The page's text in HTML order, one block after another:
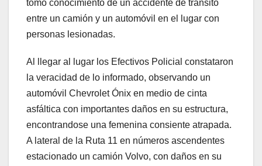
tomó conocimiento de un accidente de tránsito
entre un camión y un automóvil en el lugar con
personas lesionadas.
Al llegar al lugar los Efectivos Policial constataron
la veracidad de lo informado, observando un
automóvil Chevrolet Ónix en medio de cinta
asfáltica con importantes daños en su estructura,
encontrandose una femenina consiente atrapada.
A lateral de la Ruta 11 en números ascendentes
estacionado un camión Volvo, con daños en su